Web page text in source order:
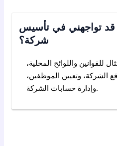
قد تواجهني في تأسيس
شركة؟
للقوانين واللوائح المحلية،
الشركة، وتعيين الموظفين،
وإدارة حسابات الشركة.